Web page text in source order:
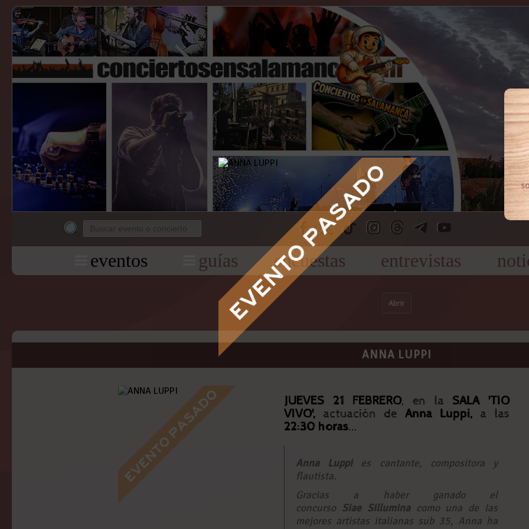
eventos guías encuestas entrevistas
Abrir
ANNA LUPPI
JUEVES 21 FEBRERO, en la SALA 'TIO
VIVO', actuación de Anna Luppi, a las
22:30 horas...
Anna Luppies cantante, compositora y
flautista.
Gracias a haber ganado el
concurso Siae Silluminacomo una de las
mejores artistas italianas sub 35, Anna ha